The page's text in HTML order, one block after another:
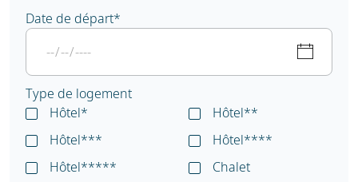
Date de départ*
Type de logement
Hôtel*
Hôtel**
Hôtel***
Hôtel****
Hôtel*****
Chalet